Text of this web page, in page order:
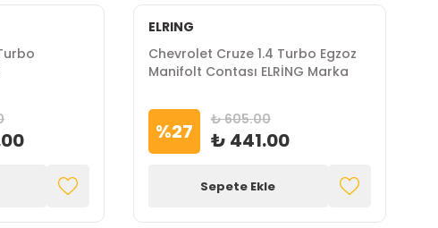
ELRING
Chevrolet Cruze 1.4 Turbo Egzoz
Manifolt Contası ELRİNG Marka
%27 ₺ 605.00
₺ 441.00
Sepete Ekle